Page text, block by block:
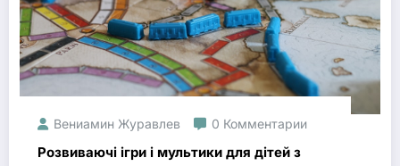
Вениамин Журавлев 0 Комментарии
Розвиваючі ігри і мультики для дітей з